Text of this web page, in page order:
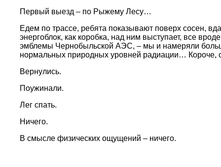
Первый выезд – по Рыжему Лесу…
Едем по трассе, ребята показывают поверх сосен,
энергоблок, как коробка, над ним выступает, все
эмблемы Чернобыльской АЭС, – мы и намеряли
нормальных природных уровней радиации… Короче,
Вернулись.
Поужинали.
Лег спать.
Ничего.
В смысле физических ощущений – ничего.